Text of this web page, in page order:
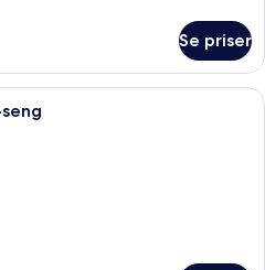
Se priser
Et moderne hotelværelse med en